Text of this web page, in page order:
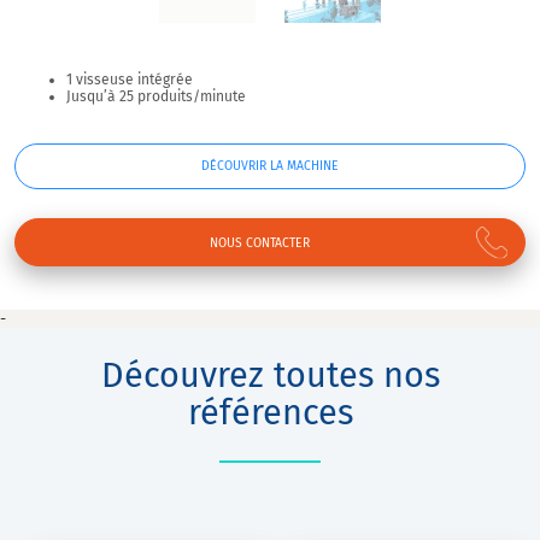
1 visseuse intégrée
Jusqu’à 25 produits/minute
DÉCOUVRIR LA MACHINE
NOUS CONTACTER
-
Découvrez toutes nos
références